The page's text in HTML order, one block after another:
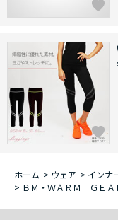
ホーム > ウェア > インナ
> ＢＭ・ＷＡＲＭ ＧＥ